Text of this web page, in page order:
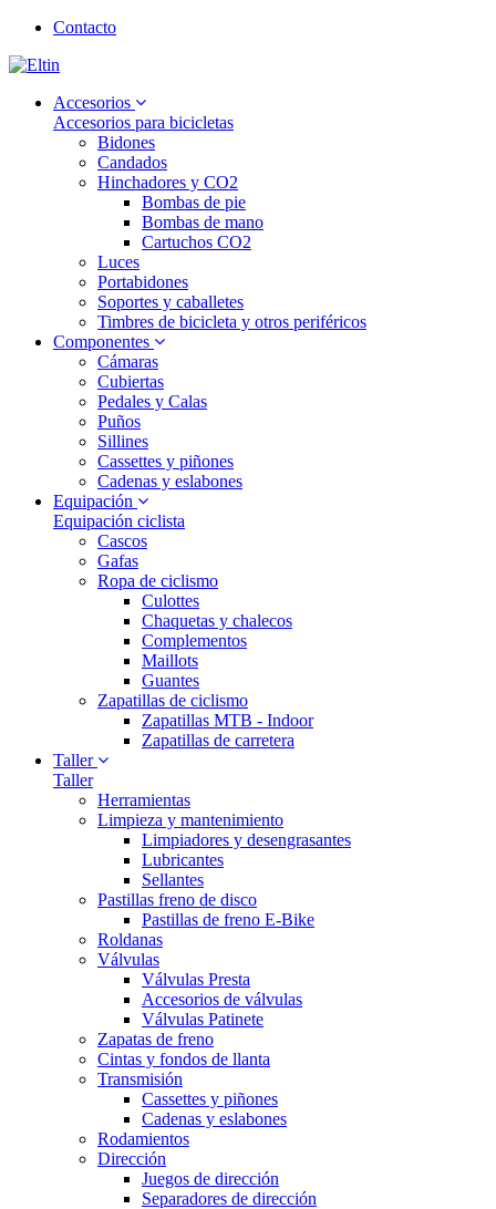
Contacto
Accesorios
Accesorios para bicicletas
Bidones
Candados
Hinchadores y CO2
Bombas de pie
Bombas de mano
Cartuchos CO2
Luces
Portabidones
Soportes y caballetes
Timbres de bicicleta y otros periféricos
Componentes
Cámaras
Cubiertas
Pedales y Calas
Puños
Sillines
Cassettes y piñones
Cadenas y eslabones
Equipación
Equipación ciclista
Cascos
Gafas
Ropa de ciclismo
Culottes
Chaquetas y chalecos
Complementos
Maillots
Guantes
Zapatillas de ciclismo
Zapatillas MTB - Indoor
Zapatillas de carretera
Taller
Taller
Herramientas
Limpieza y mantenimiento
Limpiadores y desengrasantes
Lubricantes
Sellantes
Pastillas freno de disco
Pastillas de freno E-Bike
Roldanas
Válvulas
Válvulas Presta
Accesorios de válvulas
Válvulas Patinete
Zapatas de freno
Cintas y fondos de llanta
Transmisión
Cassettes y piñones
Cadenas y eslabones
Rodamientos
Dirección
Juegos de dirección
Separadores de dirección